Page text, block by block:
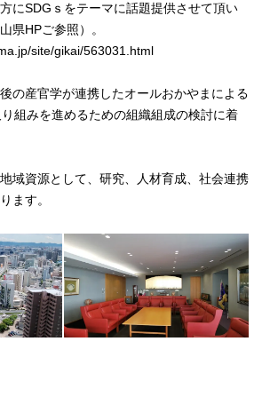
にSDGｓをテーマに話題提供させて頂い
県HPご参照）。
site/gikai/563031.html
の産官学が連携したオールおかやまによる
組みを進めるための組織組成の検討に着
域資源として、研究、人材育成、社会連携
ます。